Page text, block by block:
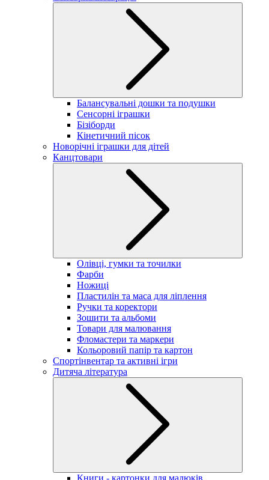
Балансувальні дошки та подушки
Сенсорні іграшки
Бізіборди
Кінетичний пісок
Новорічні іграшки для дітей
Канцтовари
Олівці, гумки та точилки
Фарби
Ножиці
Пластилін та маса для ліплення
Ручки та коректори
Зошити та альбоми
Товари для малювання
Фломастери та маркери
Кольоровий папір та картон
Спортінвентар та активні ігри
Дитяча література
Книги - картонки для малюків